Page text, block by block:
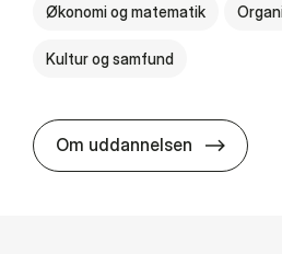
Økonomi og matematik
Kultur og samfund
Om uddannelsen BSc in